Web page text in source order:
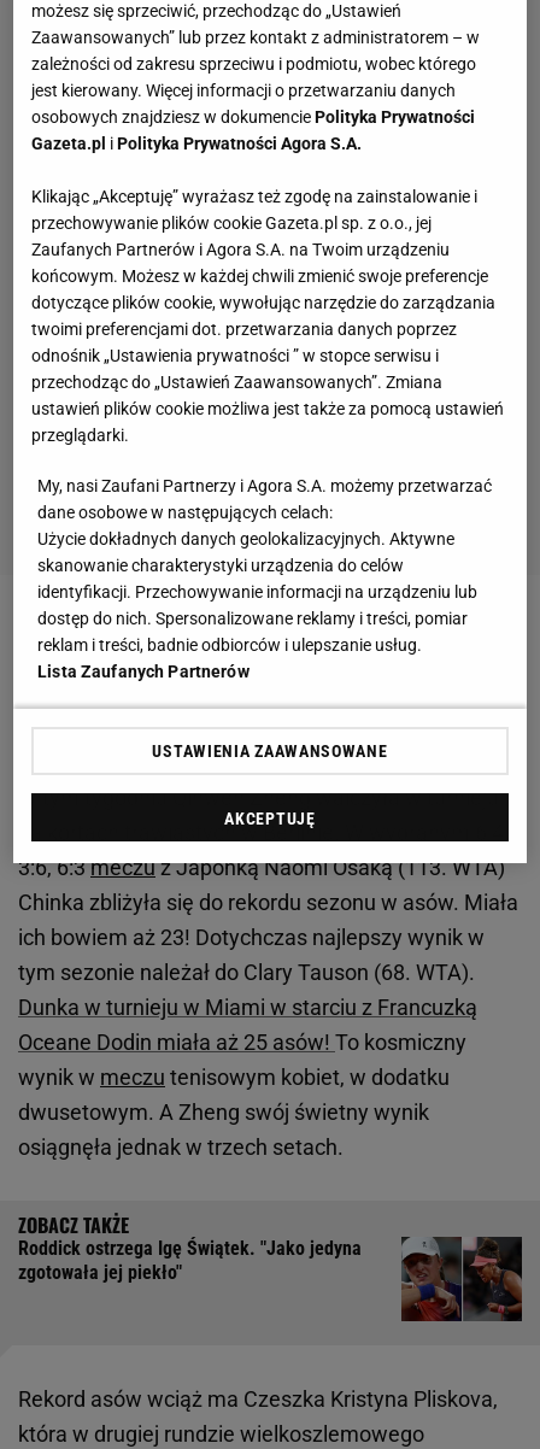
Zobacz wideoCourteney Cox zagrała w tenisa z Igą
Świątek
Super wyczyn Zheng. Do rekordu niewiele brakło
W tym tygodniu Qinwen Zheng walczyła w turnieju
na kortach trawiastych w Berlinie. W wygranym 6:4,
3:6, 6:3meczuz Japonką Naomi Osaką (113. WTA)
Chinka zbliżyła się do rekordu sezonu w asów. Miała
ich bowiem aż 23! Dotychczas najlepszy wynik w
tym sezonie należał do Clary Tauson (68. WTA).
Dunka w turnieju w Miami w starciu z Francuzką
Oceane Dodin miała aż 25 asów! To kosmiczny
wynik w meczu tenisowym kobiet, w dodatku
dwusetowym. A Zheng swój świetny wynik
osiągnęła jednak w trzech setach.
Roddick ostrzega Igę Świątek. "Jako jedyna
zgotowała jej piekło"
Rekord asów wciąż ma Czeszka Kristyna Pliskova,
która w drugiej rundzie wielkoszlemowego
możesz się sprzeciwić, przechodząc do „Ustawień
Zaawansowanych” lub przez kontakt z administratorem – w
zależności od zakresu sprzeciwu i podmiotu, wobec którego
jest kierowany. Więcej informacji o przetwarzaniu danych
osobowych znajdziesz w dokumenciePolityka Prywatności
Gazeta.pl iPolityka Prywatności Agora S.A.
Klikając „Akceptuję” wyrażasz też zgodę na zainstalowanie i
przechowywanie plików cookie Gazeta.pl sp. z o.o., jej
Zaufanych Partnerów i Agora S.A. na Twoim urządzeniu
końcowym. Możesz w każdej chwili zmienić swoje preferencje
dotyczące plików cookie, wywołując narzędzie do zarządzania
twoimi preferencjami dot. przetwarzania danych poprzez
odnośnik „Ustawienia prywatności ” w stopce serwisu i
przechodząc do „Ustawień Zaawansowanych”. Zmiana
ustawień plików cookie możliwa jest także za pomocą ustawień
przeglądarki.
My, nasi Zaufani Partnerzy i Agora S.A. możemy przetwarzać
dane osobowe w następujących celach:
Użycie dokładnych danych geolokalizacyjnych. Aktywne
skanowanie charakterystyki urządzenia do celów
identyfikacji. Przechowywanie informacji na urządzeniu lub
dostęp do nich. Spersonalizowane reklamy i treści, pomiar
reklam i treści, badnie odbiorców i ulepszanie usług.
Lista Zaufanych Partnerów
USTAWIENIA ZAAWANSOWANE
AKCEPTUJĘ